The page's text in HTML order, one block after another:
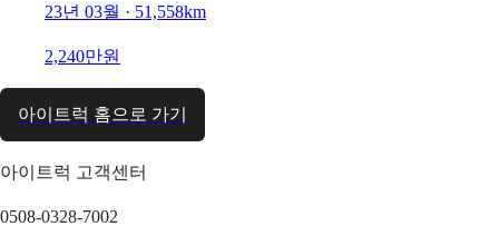
23년 03월 · 51,558km
2,240만원
아이트럭 홈으로 가기
아이트럭 고객센터
0508-0328-7002